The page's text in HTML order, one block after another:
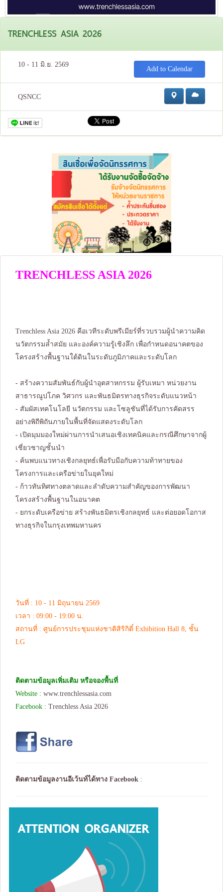
TRENCHLESS ASIA 2026
10 - 11 มิ.ย. 2569
Add to Calendar
QSNCC
TRENCHLESS ASIA 2026
Trenchless Asia 2026 คือเวทีระดับพรีเมียร์ที่รวบรวมผู้นำความคิด
นวัตกรรมล้ำสมัย และองค์ความรู้เชิงลึก เพื่อกำหนดอนาคตของ
โครงสร้างพื้นฐานใต้ดินในระดับภูมิภาคและระดับโลก
- สร้างความสัมพันธ์กับผู้นำอุตสาหกรรม ผู้รับเหมา หน่วยงาน
สาธารณูปโภค วิศวกร และพันธมิตรทางธุรกิจระดับแนวหน้า
- สัมผัสเทคโนโลยี นวัตกรรม และโซลูชันที่ได้รับการคัดสรร
อย่างพิถีพิถันภายในพื้นที่จัดแสดงระดับโลก
- เปิดมุมมองใหม่ผ่านการนำเสนอเชิงเทคนิคและกรณีศึกษาจากผู้
เชี่ยวชาญชั้นนำ
- ค้นพบแนวทางเชิงกลยุทธ์เพื่อรับมือกับความท้าทายของ
โครงการและเครือข่ายในยุคใหม่
- ก้าวทันทิศทางตลาดและลำดับความสำคัญของการพัฒนา
โครงสร้างพื้นฐานในอนาคต
- ยกระดับเครือข่าย สร้างพันธมิตรเชิงกลยุทธ์ และต่อยอดโอกาส
ทางธุรกิจในกรุงเทพมหานคร
วันที่ : 10 - 11 มิถุนายน 2569
เวลา : 09:00 - 19:00 น.
สถานที่ : ศูนย์การประชุมแห่งชาติสิริกิติ์ Exhibition Hall 8, ชั้น
LG
ติดตามข้อมูลเพิ่มเติม หรือจองพื้นที่
Website : www.trenchlessasia.com
Facebook : Trenchless Asia 2026
ติดตามข้อมูลงานอีเว้นท์ได้ทาง Facebook :